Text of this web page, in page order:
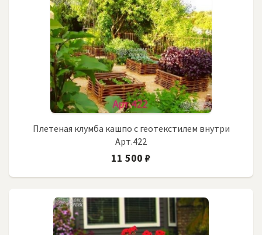
Плетеная клумба кашпо с геотекстилем внутри
Арт.422
11 500 ₽